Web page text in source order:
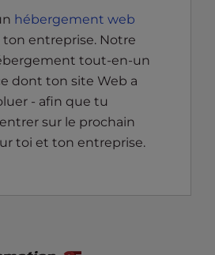
hébergement web
entreprise. Notre
tout-en-un
dont ton site Web a
- afin que tu
sur le prochain
toi et ton entreprise.